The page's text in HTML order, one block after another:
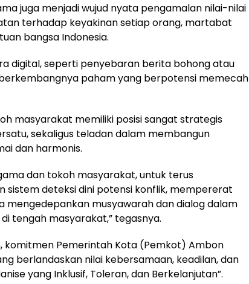
juga menjadi wujud nyata pengamalan nilai-nilai
terhadap keyakinan setiap orang, martabat
bangsa Indonesia.
digital, seperti penyebaran berita bohong atau
paham yang berpotensi memecah
masyarakat memiliki posisi sangat strategis
sekaligus teladan dalam membangun
dan harmonis.
dan tokoh masyarakat, untuk terus
sistem deteksi dini potensi konflik, mempererat
mengedepankan musyawarah dan dialog dalam
tengah masyarakat,” tegasnya.
komitmen Pemerintah Kota (Pemkot) Ambon
berlandaskan nilai kebersamaan, keadilan, dan
yang Inklusif, Toleran, dan Berkelanjutan”.